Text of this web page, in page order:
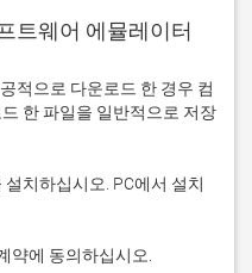
트웨어 에뮬레이터
적으로 다운로드 한 경우 컴
한 파일을 일반적으로 저장